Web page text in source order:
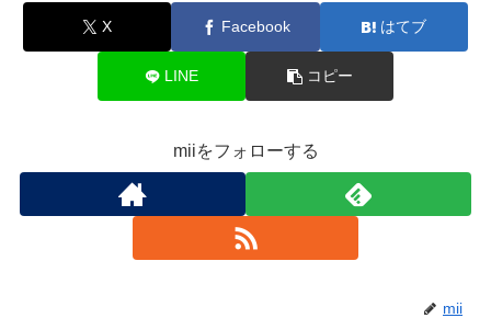
X Facebook はてブ
LINE コピー
miiをフォローする
mii